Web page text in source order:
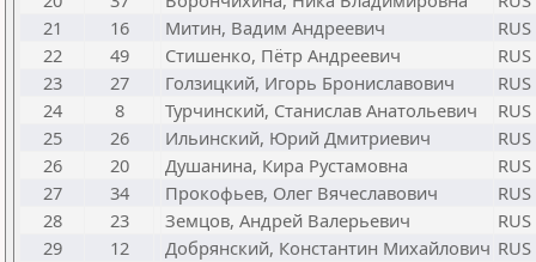
21
16 Митин, Вадим Андреевич
RUS
22
49 Стишенко, Пётр Андреевич
RUS
23
27 Голзицкий, Игорь Брониславович
RUS
24
8 Турчинский, Станислав Анатольевич
RUS
25
26 Ильинский, Юрий Дмитриевич
RUS
26
20 Душанина, Кира Рустамовна
RUS
27
34 Прокофьев, Олег Вячеславович
RUS
28
23 Земцов, Андрей Валерьевич
RUS
29
12 Добрянский, Константин Михайлович RUS